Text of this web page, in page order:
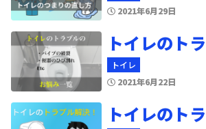
2021年6月29日
トイレ
2021年6月22日